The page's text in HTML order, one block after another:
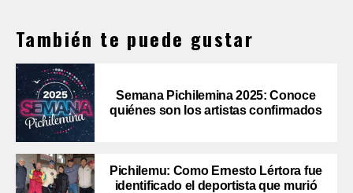
También te puede gustar
Semana Pichilemina 2025: Conoce
quiénes son los artistas confirmados
Pichilemu: Como Ernesto Lértora fue
identificado el deportista que murió